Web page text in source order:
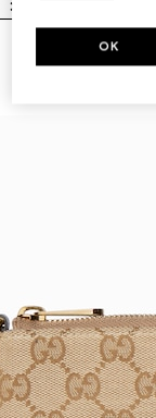
适配iPhone 17的保护套
OK